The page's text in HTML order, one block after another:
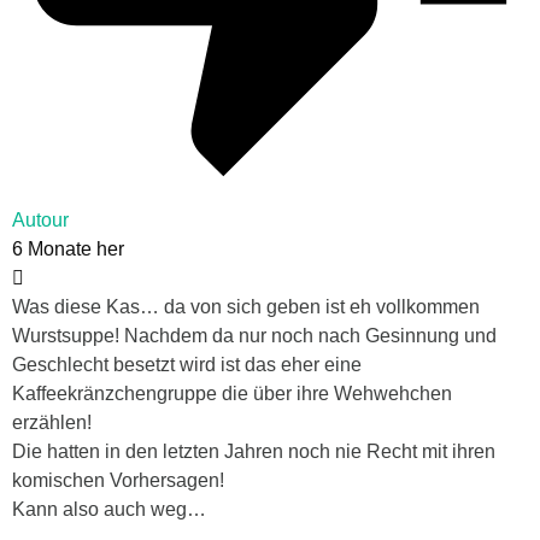
Autour
6 Monate her
Was diese Kas… da von sich geben ist eh vollkommen
Wurstsuppe! Nachdem da nur noch nach Gesinnung und
Geschlecht besetzt wird ist das eher eine
Kaffeekränzchengruppe die über ihre Wehwehchen
erzählen!
Die hatten in den letzten Jahren noch nie Recht mit ihren
komischen Vorhersagen!
Kann also auch weg…